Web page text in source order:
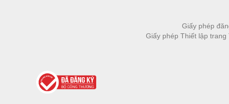
Giấy phép
Giấy phép Thiết lập